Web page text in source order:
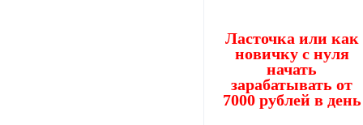
Ласточка или как
новичку с нуля
начать
зарабатывать от
7000 рублей в день